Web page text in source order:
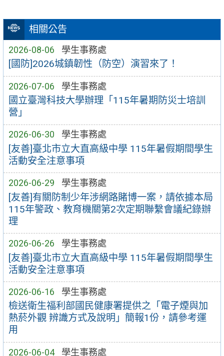
相關公告
2026-08-06 學生事務處
[國防]2026城鎮韌性（防空）演習來了！
2026-07-06 學生事務處
國立臺灣科技大學辦理「115年暑期防災士培訓
營」
2026-06-30 學生事務處
[友善]臺北市立大直高級中學 115年暑假期間學生
活動安全注意事項
2026-06-29 學生事務處
[友善]有關防制少年涉網路賭博一案，請依據本局
115年警政、教育機關第2次定期聯繫會議紀錄辦
理
2026-06-26 學生事務處
[友善]臺北市立大直高級中學 115年暑假期間學生
活動安全注意事項
2026-06-16 學生事務處
檢送衛生福利部國民健康署提供之「電子煙與加
熱菸外觀 辨識方式及說明」簡報1份，請參考運
用
2026-06-04 學生事務處